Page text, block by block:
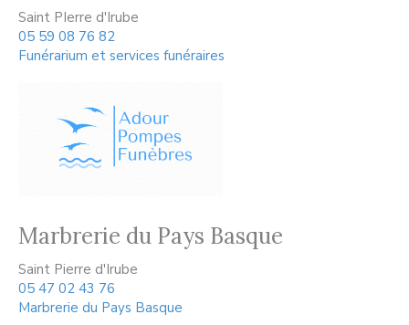
Saint PIerre d'Irube
05 59 08 76 82
Funérarium et services funéraires
Marbrerie du Pays Basque
Saint Pierre d'Irube
05 47 02 43 76
Marbrerie du Pays Basque